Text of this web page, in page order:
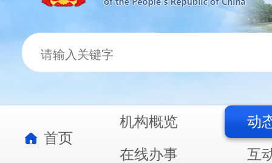
首页
机构概览
动
在线办事
互